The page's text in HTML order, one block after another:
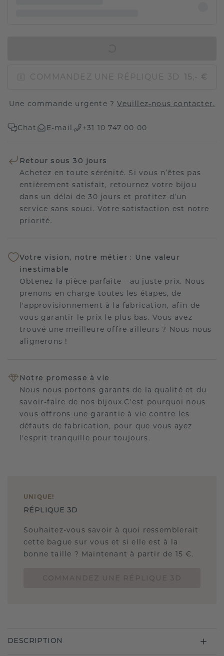
COMMANDEZ UNE RÉPLIQUE 3D 15,- €
Une commande urgente ?Veuillez-nous contacter.
Chat E-mail +31 10 747 00 00
Retour sous 30 jours
Achetez en toute sérénité. Si vous n’êtes pas
entièrement satisfait, retournez votre bijou
dans un délai de 30 jours et profitez d’un
service sans souci. Votre satisfaction est notre
priorité.
Votre vision, notre métier : Une valeur
inestimable
Obtenez la pièce parfaite - au juste prix. Nous
prenons en charge toutes les étapes, de
l'approvisionnement à la fabrication, afin de
vous garantir le prix le plus bas. Vous avez
trouvé une meilleure offre ailleurs ? Nous nous
alignerons !
Notre promesse à vie
Nous nous portons garants de la qualité et du
savoir-faire de nos bijoux.C'est pourquoi nous
vous offrons une garantie à vie contre les
défauts de fabrication, pour que vous ayez
l'esprit tranquille pour toujours.
UNIQUE !
RÉPLIQUE 3D
Souhaitez-vous savoir à quoi ressemblerait
cette bague sur vous et si elle est à la
bonne taille ? Maintenant à partir de 15 €.
DESCRIPTION